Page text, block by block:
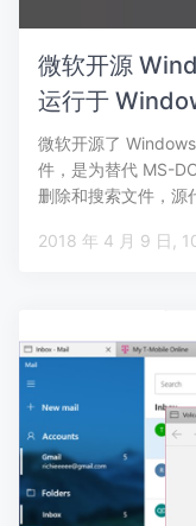
微软开源
运行于
微软开源了
件，是为替代 MS-
删除和搜索文件，源